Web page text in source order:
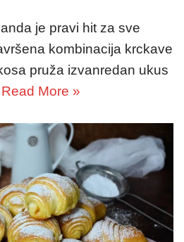
je pravi hit za sve
kombinacija krckave
pruža izvanredan ukus
Read More »